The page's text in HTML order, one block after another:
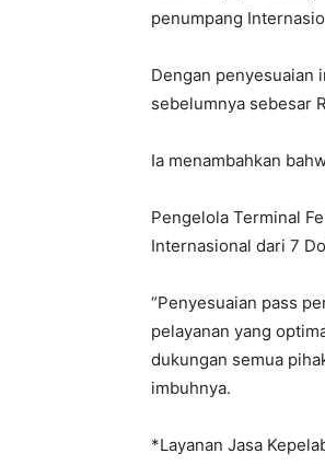
penumpang
Dengan penyesuaian
sebelumnya sebesar
Ia menambahkan
Pengelola Terminal
Internasional dari 7
“Penyesuaian pass
pelayanan yang
dukungan semua
imbuhnya.
*Layanan Jasa